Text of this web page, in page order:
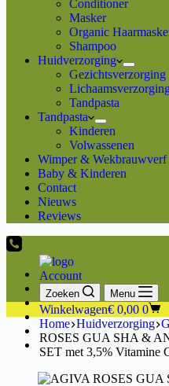
Conditioner
Masker
Organic
Shampoo
Huidverzorging
Gezichtsverzorging
Tandpasta
Tandpasta
Kinderen
Volwassenen
Wimper & Wekbrauwverf
Baby & Kinderen
Contact
Nieuws
Reviews
Account
Zoeken Menu
Winkelwagen€ 0,00 0
Home Huidverzorging
ROSES GUA SHA &
SET met 3,5% Vitamine